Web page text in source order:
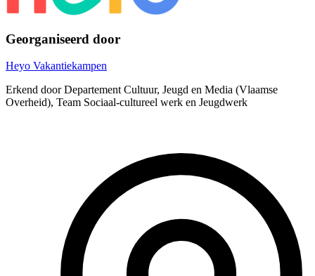
Georganiseerd door
Heyo Vakantiekampen
Erkend door Departement Cultuur, Jeugd en Media (Vlaamse
Overheid), Team Sociaal-cultureel werk en Jeugdwerk